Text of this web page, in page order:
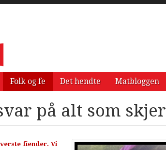
Folk og fe Det hendte Matbloggen
på alt som skjer
fiender. Vi